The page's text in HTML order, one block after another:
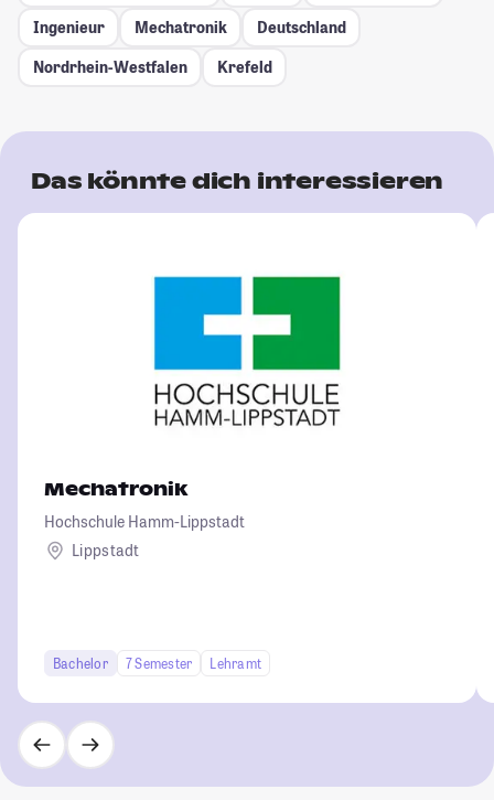
Ingenieur
Mechatronik
Deutschland
Nordrhein-Westfalen
Krefeld
Das könnte dich interessieren
Mechatronik
Hochschule Hamm-Lippstadt
Lippstadt
Bachelor 7 Semester Lehramt